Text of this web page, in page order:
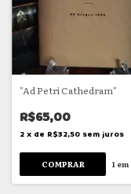
"Ad Petri Cathedram"
R$65,00
2 x de R$32,50 sem juros
1